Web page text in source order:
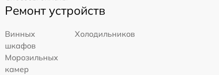
Ремонт устройств
Винных
шкафов
Холодильников
Морозильных
камер